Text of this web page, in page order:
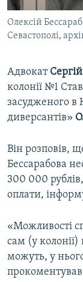
УКРАЇНСЬКА
ІНФОГРАФІКА
ДОЛУЧАЙСЯ!
Усі сайти
Олексій
Севастополі,
Адвокат
колонії №1
засудженого в
диверсантів»
Він розповів,
Бессарабова
300 000
оплати,
«Можливості
сам (у
можуть, у